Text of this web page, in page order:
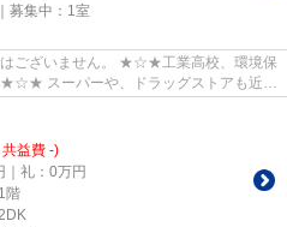
募集中： 1室
★☆★工業高校、環境保
アも近し
益費 -)
｜礼：0万円
階